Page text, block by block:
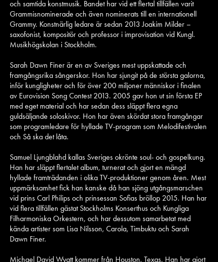
och samtida konstmusik. Bandet har vid ett flertal tillfällen varit
Grammisnominerade och även nominerats till en internationell
Grammy. Konstnärlig ledare är sedan 2013 Joakim Milder –
saxofonist, kompositör och professor i improvisation vid Kungl.
Musikhögskolan i Stockholm.
Sarah Dawn Finer är en av Sveriges mest uppskattade och
framgångsrika sångerskor. Hon har sjungit på de största galorna,
inför kungligheter och för över 200 miljoner människor i finalen
av Eurovision Song Contest 2013. 2005 gav hon ut sin första EP
med eget material och har sedan dess släppt flera egna
guldsäljande soloskivor. Hon har även skördat stora framgångar
som programledare för hyllade TV-program som Melodifestivalen
och Så ska det låta.
Samuel Ljungblahd kallas Sveriges okrönte soul- och gospelkung.
Han har släppt flertalet album, turnerat och gjort en mängd
hyllade framträdanden i olika TV-produktioner genom åren. Mest
uppmärksamhet fick han kanske då han sjöng utgångsmarschen
vid prins Carl Philips och prinsessan Sofias bröllop 2015. Han har
vid flera tillfällen gästat Stockholms Konserthus och Kungliga
Filharmoniska Orkestern, och har dessutom samarbetat med
kända artister som Lisa Nilsson, Carola, Timbuktu och Sarah
Dawn Finer.
Michael David Wyatt kommer från Houston, Texas. Han har gjort